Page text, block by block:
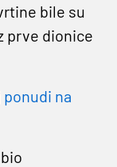
bile su
prve dionice
na